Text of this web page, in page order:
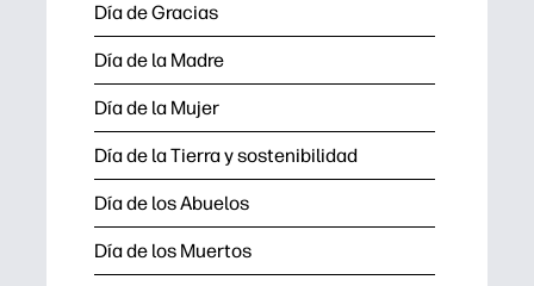
Día de Gracias
Día de la Madre
Día de la Mujer
Día de la Tierra y sostenibilidad
Día de los Abuelos
Día de los Muertos